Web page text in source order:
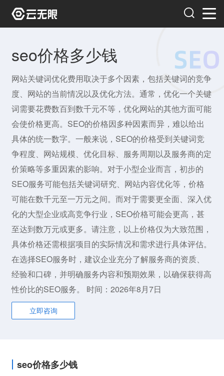
seo价格多少钱
网站关键词优化费用取决于多个因素，包括关键词的竞争
度、网站的当前情况以及优化方法。通常，优化一个关键
词需要花费数百到数千元不等，优化网站的其他方面可能
会使价格更高。SEO的价格因多种因素而异，难以给出
具体的统一数字。一般来说，SEO的价格受到关键词竞
争程度、网站规模、优化目标、服务周期以及服务商的定
价策略等多重因素的影响。对于小型企业而言，初步的
SEO服务可能包括关键词研究、网站内容优化等，价格
可能在数千元至一万元之间。而对于需要更全面、深入优
化的大型企业或高竞争行业，SEO价格可能会更高，甚
至达到数万元或更多。请注意，以上价格仅为大致范围，
具体价格还需根据项目的实际情况和需求进行具体评估。
在选择SEO服务时，建议企业充分了解服务商的资质、
经验和口碑，并明确服务内容和预期效果，以确保获得高
性价比的SEO服务。 时间：2026年8月7日
立即咨询
seo价格多少钱